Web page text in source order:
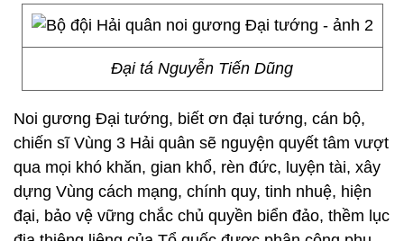
Đại tá Nguyễn Tiến Dũng
Noi gương Đại tướng, biết ơn đại tướng, cán bộ,
chiến sĩ Vùng 3 Hải quân sẽ nguyện quyết tâm vượt
qua mọi khó khăn, gian khổ, rèn đức, luyện tài, xây
dựng Vùng cách mạng, chính quy, tinh nhuệ, hiện
đại, bảo vệ vững chắc chủ quyền biển đảo, thềm lục